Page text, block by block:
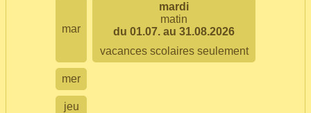
mar
mardi
matin
du 01.07. au 31.08.2026
vacances scolaires seulement
mer
jeu